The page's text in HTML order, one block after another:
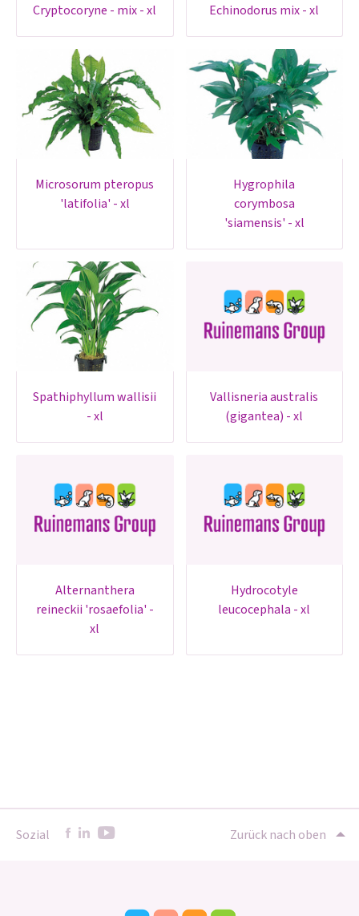
cryptocoryne - mix - xl echinodorus mix - xl
microsorum pteropus
'latifolia' - xl
hygrophila
corymbosa
'siamensis' - xl
spathiphyllum wallisii
- xl
vallisneria australis
(gigantea) - xl
alternanthera
reineckii 'rosaefolia' -
xl
hydrocotyle
leucocephala - xl
Sozial Zurück nach oben